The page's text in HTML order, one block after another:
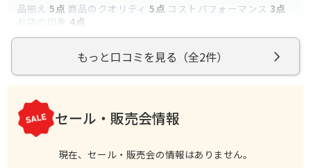
品揃え 5点 商品のクオリティ 5点 コストパフォーマンス 3点
お店の印象 4点
ままでは、掘りごたつの上に普通のテーブルとこたつ用布団
求を持つようになりました。
そして、広く大きな一枚板を販売しているインテリアショッ
プがあるのか否かネットで探したところ、アトリエ木馬 青
山プレミアムギャラリーが見つかり、さっそくお店を訪問し
たのです。
お店に展示されている一枚板を見たり触ってみると、デザイ
もっと口コミを見る（全2件）
セール・販売会情報
現在、セール・販売会の情報はありません。